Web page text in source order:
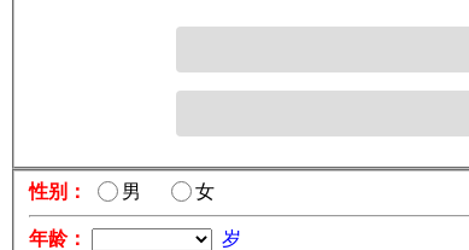
性别： 男 女
年龄： 岁